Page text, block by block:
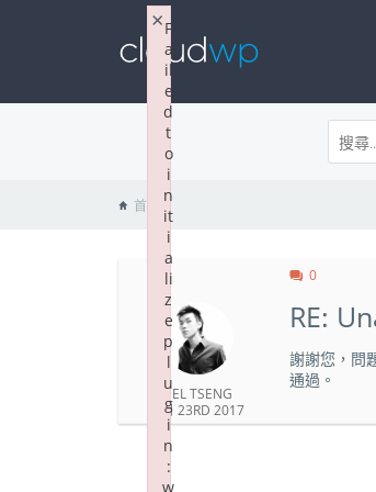
首頁
NEL TSENG
5 月 23RD 2017
0
RE:
謝謝您，問
通過。
F
a
il
e
d
t
o
i
n
it
i
a
li
z
e
p
l
u
g
i
n
:
w
×